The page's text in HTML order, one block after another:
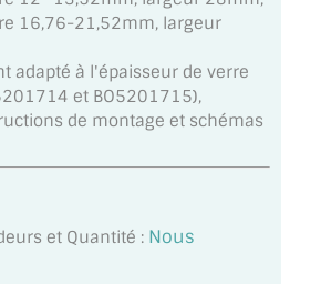
16,76-21,52mm, largeur
adapté à l'épaisseur de verre
et BO5201715),
de montage et schémas
et Quantité : Nous